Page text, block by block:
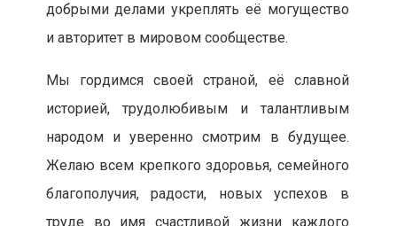
добрыми делами укреплять её могущество
и авторитет в мировом сообществе.
Мы гордимся своей страной, её славной
историей, трудолюбивым и талантливым
народом и уверенно смотрим в будущее.
Желаю всем крепкого здоровья, семейного
благополучия, радости, новых успехов в
труде во имя счастливой жизни каждого